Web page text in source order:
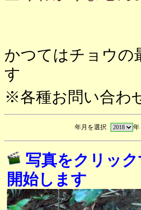
かつてはチョウの
す
※各種お問い合わ
年月を選択 年
写真をクリッ
開始します